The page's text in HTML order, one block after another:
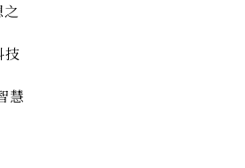
技
慧